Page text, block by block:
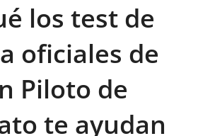
los test de
oficiales de
Piloto de
te ayudan